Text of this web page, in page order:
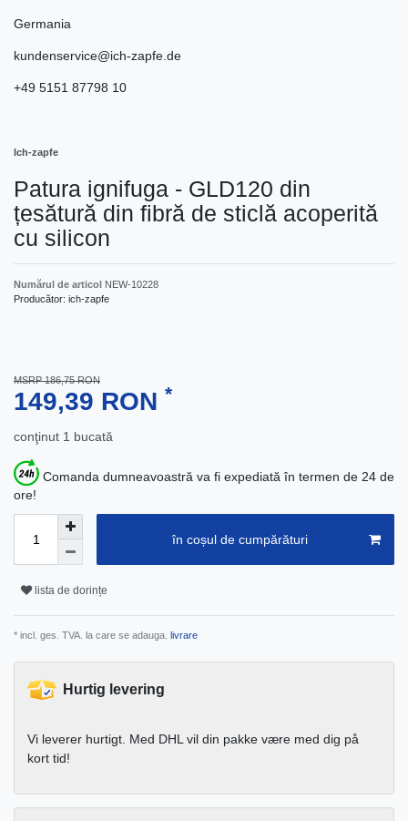
Germania
kundenservice@ich-zapfe.de
+49 5151 87798 10
Ich-zapfe
Patura ignifuga - GLD120 din
țesătură din fibră de sticlă acoperită
cu silicon
Numărul de articol NEW-10228
Producător: ich-zapfe
MSRP 186,75 RON
149,39 RON *
conţinut 1 bucată
Comanda dumneavoastră va fi expediată în termen de 24 de
ore!
în coșul de cumpărături
lista de dorințe
* incl. ges. TVA. la care se adauga. livrare
Hurtig levering
Vi leverer hurtigt. Med DHL vil din pakke være med dig på
kort tid!